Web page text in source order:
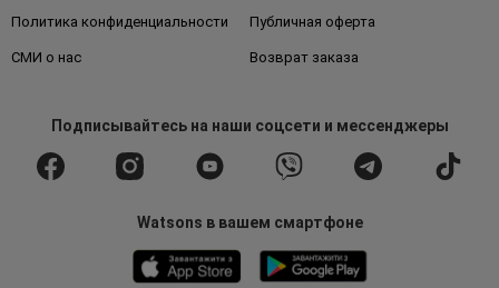
Политика конфиденциальности Публичная оферта
СМИ о нас Возврат заказа
Подписывайтесьна наши соцсети и мессенджеры
Watsons в вашем смартфоне